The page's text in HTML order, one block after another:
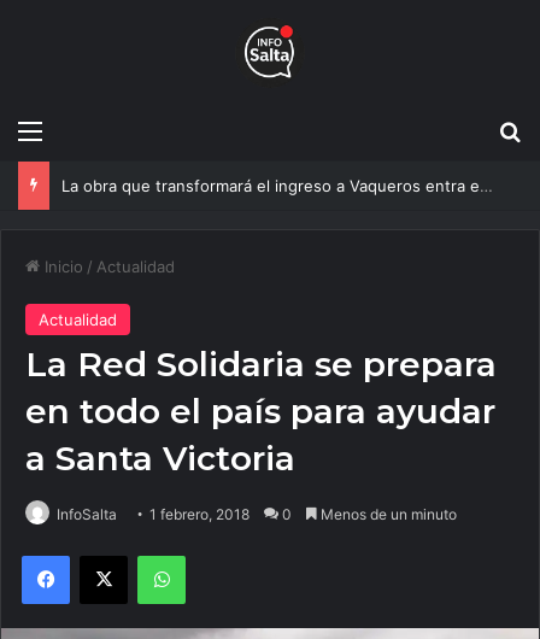
Menú
Un estudio de la UNSa busca revolucionar las casas de adobe y hacerlas más seguras
Inicio / Actualidad
Actualidad
La Red Solidaria se prepara
en todo el país para ayudar
a Santa Victoria
InfoSalta 1 febrero, 2018 0 Menos de un minuto
Facebook
X WhatsApp